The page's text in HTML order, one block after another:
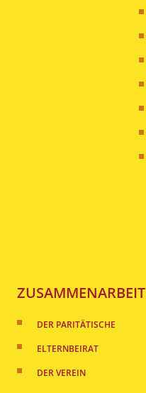
ZUSAMMENARBEIT
DER PARITÄTISCHE
ELTERNBEIRAT
DER VEREIN